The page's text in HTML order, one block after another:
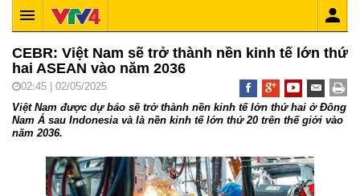
CEBR: Việt Nam sẽ trở thành nền kinh tế lớn thứ
hai ASEAN vào năm 2036
02:45 | 02/05/2025
Việt Nam được dự báo sẽ trở thành nền kinh tế lớn thứ hai ở Đông
Nam Á sau Indonesia và là nền kinh tế lớn thứ 20 trên thế giới vào
năm 2036.